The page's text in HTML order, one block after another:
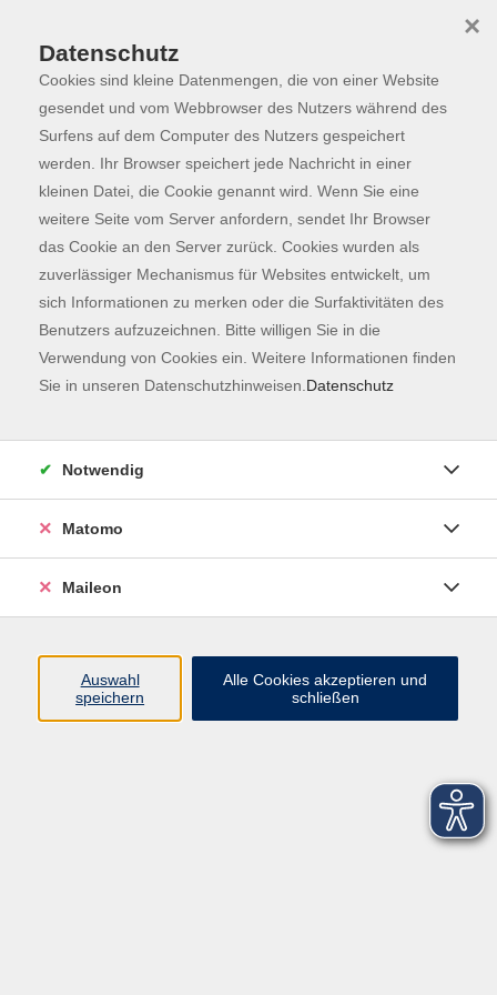
Skip to main content
Programm
Der Kurs konnte nicht gefunden werden.
Kontaktformular
Impressum
AGB
Datenschutzerklärung
Datenschutz
Cookies sind kleine Datenmengen, die von einer Website
gesendet und vom Webbrowser des Nutzers während des
Surfens auf dem Computer des Nutzers gespeichert
werden. Ihr Browser speichert jede Nachricht in einer
kleinen Datei, die Cookie genannt wird. Wenn Sie eine
weitere Seite vom Server anfordern, sendet Ihr Browser
das Cookie an den Server zurück. Cookies wurden als
zuverlässiger Mechanismus für Websites entwickelt, um
sich Informationen zu merken oder die Surfaktivitäten des
Benutzers aufzuzeichnen. Bitte willigen Sie in die
Verwendung von Cookies ein. Weitere Informationen finden
Sie in unseren Datenschutzhinweisen. Datenschutz
×
Notwendig
Matomo
Maileon
Auswahl
speichern
Alle Cookies akzeptieren und
schließen